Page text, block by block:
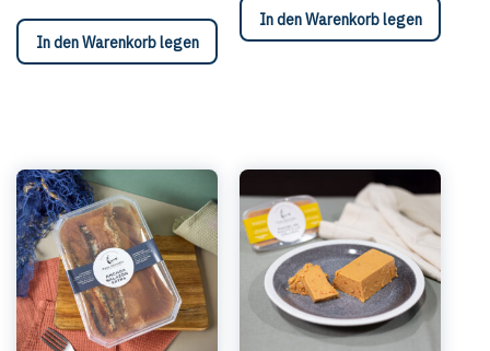
In den Warenkorb legen
In den Warenkorb legen